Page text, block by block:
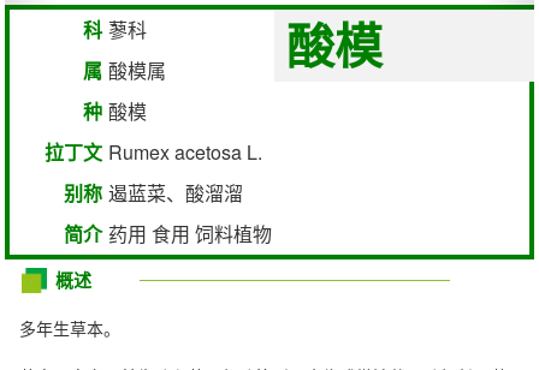
酸模
科 蓼科
属 酸模属
种 酸模
拉丁文 Rumex acetosa L.
别称 遏蓝菜、酸溜溜
简介 药用 食用 饲料植物
概述
多年生草本。